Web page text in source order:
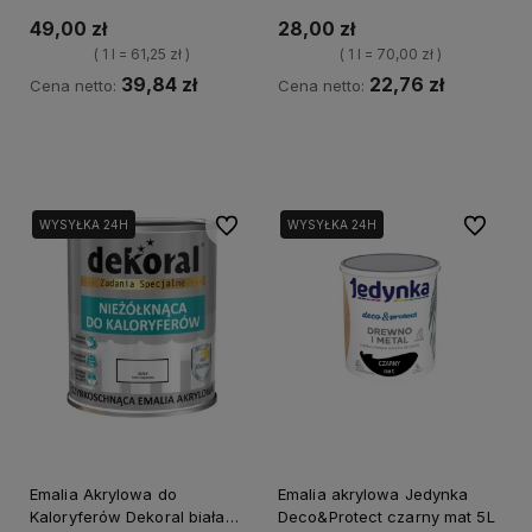
49,00 zł
( 1 l = 61,25 zł )
Cena netto: 39,84 zł
28,00 zł
( 1 l = 70,00 zł )
Cena netto: 22,76 zł
WYSYŁKA 24H
Emalia Akrylowa do
Kaloryferów Dekoral biała
Do ulubionychWYSYŁKA 24H
Emalia akrylowa Jedynka
Deco&Protect czarny mat 5L
Do